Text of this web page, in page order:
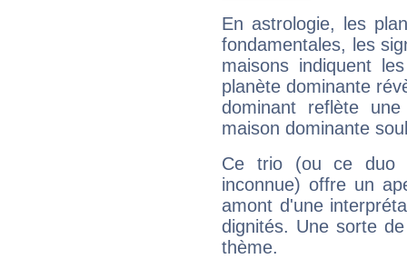
En astrologie, les
fondamentales, les
maisons indiquent
planète dominante
dominant reflète
maison dominante
Ce trio (ou ce duo
inconnue) offre un
amont d'une
dignités. Une sorte
thème.